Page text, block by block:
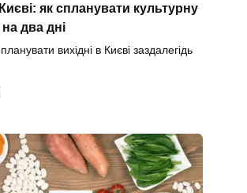
як спланувати культурну
два дні
вихідні в Києві заздалегідь